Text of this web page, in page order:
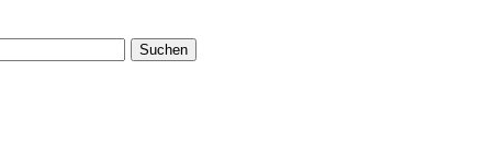
Suchen